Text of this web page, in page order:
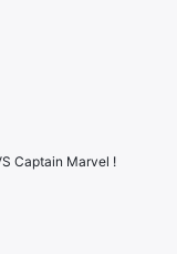
Captain Marvel !